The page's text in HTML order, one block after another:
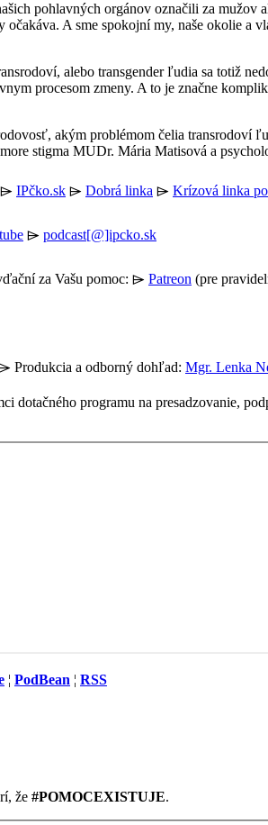
pohlavných orgánov označili za
očakáva. A sme spokojní my, naše okolie
alebo transgender ľudia sa totiž
procesom zmeny. A to je značne
akým problémom čelia
stigma MUDr. Mária Matisová a
⌲ IPčko.sk ⌲ Dobrá linka ⌲ Krízová linka
⌲ podcast[@]ipcko.sk
za Vašu pomoc: ⌲ Patreon (pre
Produkcia a odborný dohľad: Mgr. Lenka
dotačného programu na presadzovanie,
¦ PodBean ¦ RSS
že #POMOCEXISTUJE.